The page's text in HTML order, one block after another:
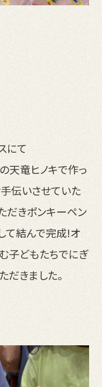
にて
天竜ヒノキで作っ
伝いさせていた
だきポンキーペン
て結んで完成!オ
子どもたちでにぎ
きました。